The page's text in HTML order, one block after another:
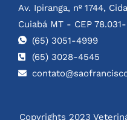
Av. Ipiranga, nº 1744,
Cuiabá MT - CEP
(65) 3051-4999
(65) 3028-4545
Copyrights 2023